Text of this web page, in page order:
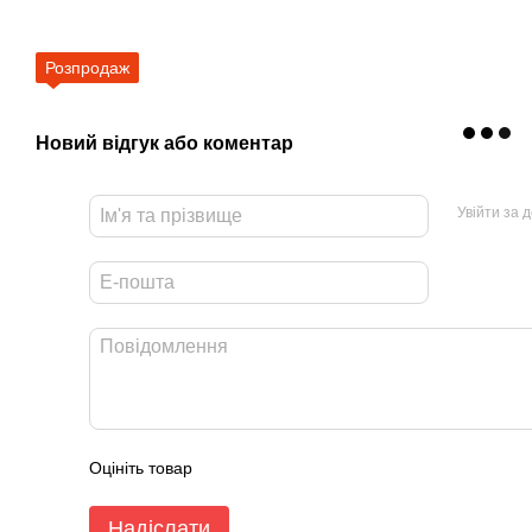
Розпродаж
Новий відгук або коментар
Увійти за
Оцініть товар